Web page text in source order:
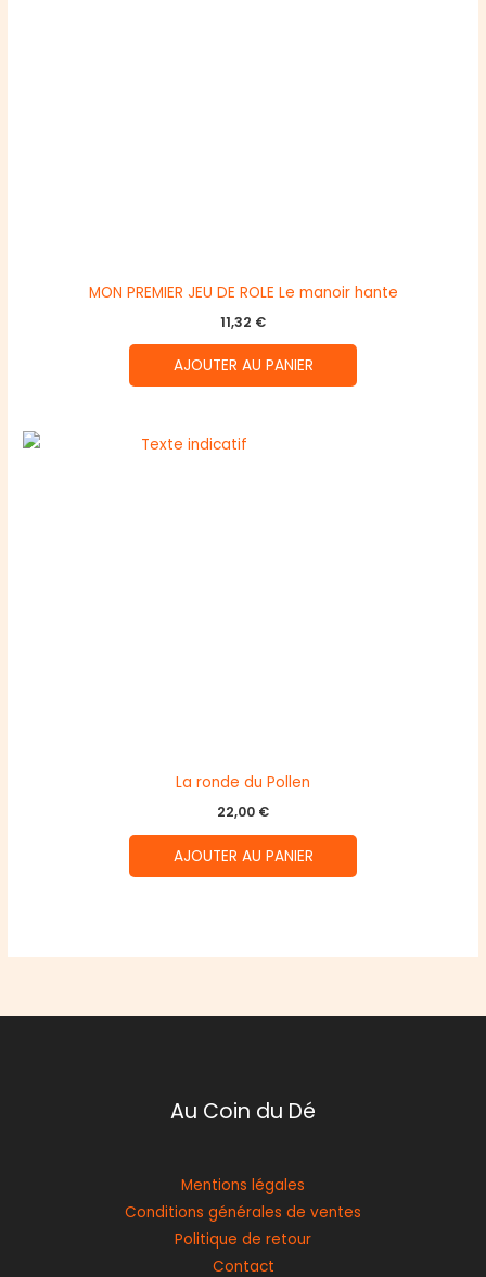
MON PREMIER JEU DE ROLE Le manoir hante
11,32 €
AJOUTER AU PANIER
La ronde du Pollen
22,00 €
AJOUTER AU PANIER
Au Coin du Dé
Mentions légales
Conditions générales de ventes
Politique de retour
Contact